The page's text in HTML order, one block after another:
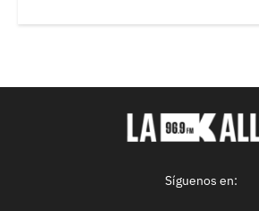
Síguenos en: